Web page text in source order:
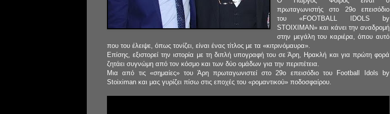
πρωταγωνιστής στο 29ο επεισόδιο
του «FOOTBALL IDOLS by
STOIXIMAN» και κάνει την αναδρομή
στην μεγάλη του καριέρα, όπου αυτό
που του έλειψε, όπως τονίζει, είναι ένας τίτλος με τα «κιτρινόμαυρα».
Επίσης, εξιστορεί την ιστορία με τη διπλή υπογραφή του σε Άρη, Ηρακλή και για πρώτη φορά
ζητάει συγνώμη από τον κόσμο και των δύο ομάδων για την περιπέτεια.
Μια από τις «σημαίες» του Άρη πρωταγωνιστεί στο 29ο επεισόδιο του Football Idols by
Stoiximan και μας γυρίζει πίσω στις εποχές του «ρομαντικού» ποδοσφαίρου.